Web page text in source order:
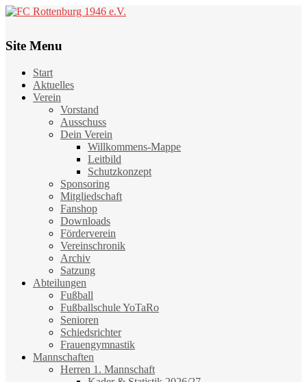
Site Menu
Start
Aktuelles
Verein
Vorstand
Ausschuss
Dein Verein
Willkommens-Mappe
Leitbild
Schutzkonzept
Sponsoring
Mitgliedschaft
Fanshop
Downloads
Förderverein
Vereinschronik
Archiv
Satzung
Abteilungen
Fußball
Fußballschule YoTaRo
Senioren
Schiedsrichter
Frauengymnastik
Mannschaften
Herren 1. Mannschaft